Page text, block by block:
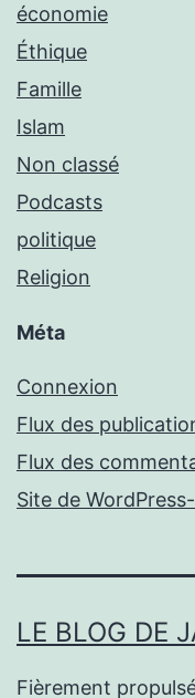
économie
Éthique
Famille
Islam
Non classé
Podcasts
politique
Religion
Méta
Connexion
Flux des
Flux des
Site de
LE BLOG DE
Fièrement